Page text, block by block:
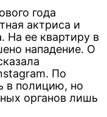
года
актриса и
На ее квартиру в
нападение. О
По
в полицию, но
органов лишь